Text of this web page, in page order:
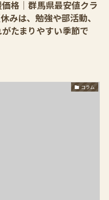
格｜群馬県最安値クラ
みは、勉強や部活動、
たまりやすい季節で
コラム